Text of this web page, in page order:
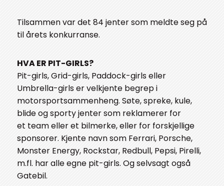
Tilsammen var det 84 jenter som meldte seg på
til årets konkurranse.
HVA ER PIT-GIRLS?
Pit-girls, Grid-girls, Paddock-girls eller
Umbrella-girls er velkjente begrep i
motorsportsammenheng. Søte, spreke, kule,
blide og sporty jenter som reklamerer for
et team eller et bilmerke, eller for forskjellige
sponsorer. Kjente navn som Ferrari, Porsche,
Monster Energy, Rockstar, Redbull, Pepsi, Pirelli,
m.fl. har alle egne pit-girls. Og selvsagt også
Gatebil.